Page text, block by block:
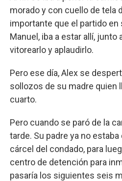
morado y con cuello de tela
importante que el partido en
Manuel, iba a estar allí, junto
vitorearlo y aplaudirlo.
Pero ese día, Alex se
sollozos de su madre quien
cuarto.
Pero cuando se paró de la
tarde. Su padre ya no
cárcel del condado, para
centro de detención para
pasaría los siguientes seis